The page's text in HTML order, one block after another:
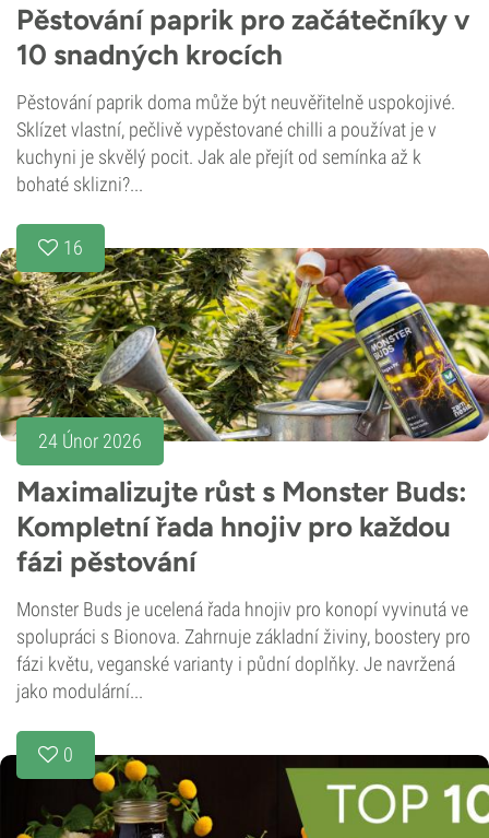
Pěstování paprik pro začátečníky v
10 snadných krocích
Pěstování paprik doma může být neuvěřitelně uspokojivé.
Sklízet vlastní, pečlivě vypěstované chilli a používat je v
kuchyni je skvělý pocit. Jak ale přejít od semínka až k
bohaté sklizni?...
16
24 Únor 2026
Maximalizujte růst s Monster Buds:
Kompletní řada hnojiv pro každou
fázi pěstování
Monster Buds je ucelená řada hnojiv pro konopí vyvinutá ve
spolupráci s Bionova. Zahrnuje základní živiny, boostery pro
fázi květu, veganské varianty i půdní doplňky. Je navržená
jako modulární...
0